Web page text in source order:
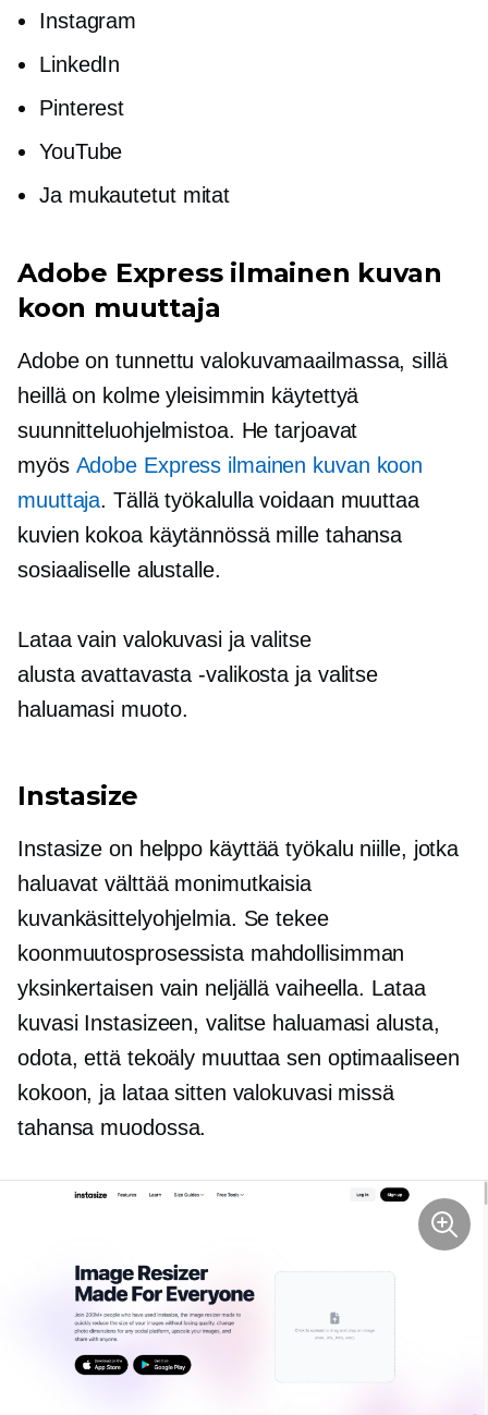
Instagram
LinkedIn
Pinterest
YouTube
Ja mukautetut mitat
Adobe Express ilmainen kuvan
koon muuttaja
Adobe ontunnettu valokuvamaailmassa, sillä
heillä on kolme yleisimmin käytettyä
suunnitteluohjelmistoa. He tarjoavat
myös Adobe Express ilmainen kuvan koon
muuttaja. Tällä työkalulla voidaan muuttaa
kuvien kokoa käytännössä mille tahansa
sosiaaliselle alustalle.
Lataa vain valokuvasi ja valitse
alustaavattavasta -valikosta ja valitse
haluamasi muoto.
Instasize
Instasize on helppo käyttää työkalu niille, jotka
haluavat välttää monimutkaisia ​​
kuvankäsittelyohjelmia. Se tekee
koonmuutosprosessista mahdollisimman
yksinkertaisen vain neljällä vaiheella. Lataa
kuvasi Instasizeen, valitse haluamasi alusta,
odota, että tekoäly muuttaa sen optimaaliseen
kokoon, ja lataa sitten valokuvasi missä
tahansa muodossa.